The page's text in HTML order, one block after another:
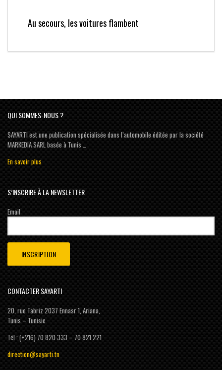
Au secours, les voitures flambent
QUI SOMMES-NOUS ?
SAYARTI est une publication spécialisée dans l’automobile éditée par la société
MARKEDIA SARL basée à Tunis …
En savoir plus
S’INSCRIRE À LA NEWSLETTER
Email
CONTACTER SAYARTI
20, rue Tabriz 2037 Ennasr 1, Ariana,
Tunis – Tunisie
Tél : (+216) 70 820 333 – 70 821 221
direction@sayarti.tn